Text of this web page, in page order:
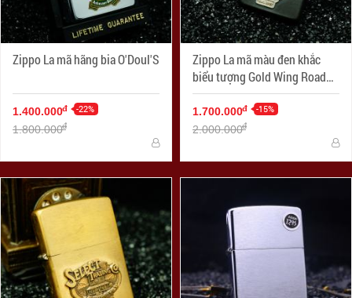
Zippo La mã hãng bia O'Doul'S
1.400.000đ -22%
1.800.000đ
Zippo La mã màu đen khắc
biểu tượng Gold Wing Road
Riders
1.700.000đ -15%
2.000.000đ